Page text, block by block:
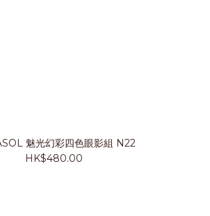
魅光幻彩四色眼影組 N22
HK$480.00